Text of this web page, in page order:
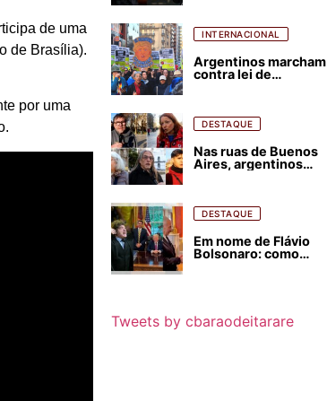
de uma
de Brasília).
por uma
INTERNACIONAL
Argentinos marcham
contra lei de
florestais
DESTAQUE
Nas ruas de Buenos
Aires, argentinos
DESTAQUE
Em nome de Flávio
Bolsonaro: como
Tweets by cbaraodeitarare